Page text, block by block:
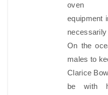
oven
equipment
On the
males to
Clarice
be with